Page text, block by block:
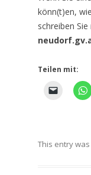
könn(t)en,
schreiben Sie
Teilen mit:
This entry